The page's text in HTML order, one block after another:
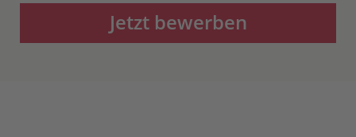
Jetzt bewerben